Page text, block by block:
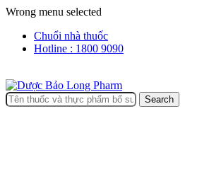
Wrong menu selected
Chuổi nhà thuốc
Hotline : 1800 9090
Search